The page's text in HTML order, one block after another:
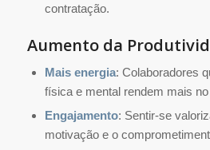
contratação.
Aumento da
Mais energia: Colaboradores
física e mental rendem mais no
Engajamento: Sentir-se
motivação e o